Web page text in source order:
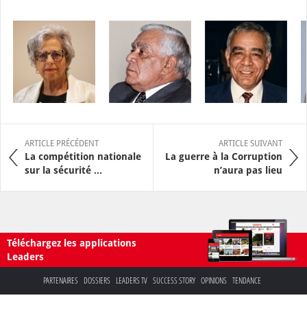
ARTICLE PRÉCÉDENT
La compétition nationale
sur la sécurité ...
ARTICLE SUIVANT
La guerre à la Corruption
n’aura pas lieu
Téléchargez les applications
Leaders
PARTENAIRES DOSSIERS LEADERS TV SUCCESS STORY OPINIONS TENDANCE